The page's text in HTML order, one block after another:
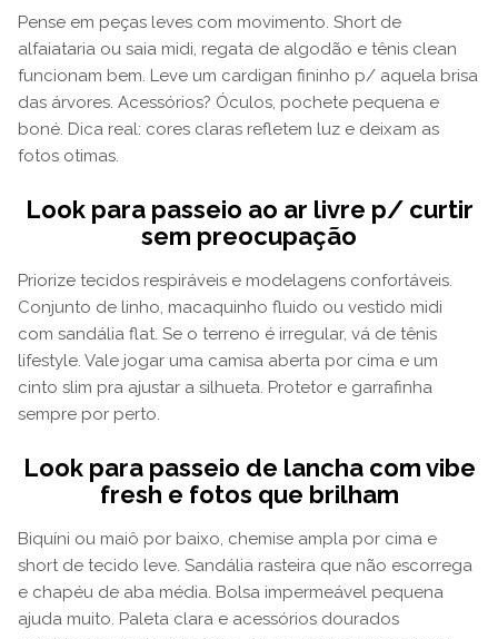
Pense em peças leves com movimento. Short de
alfaiataria ou saia midi, regata de algodão e tênis clean
funcionam bem. Leve um cardigan fininho p/ aquela brisa
das árvores. Acessórios? Óculos, pochete pequena e
boné. Dica real: cores claras refletem luz e deixam as
fotos otimas.
Look para passeio ao ar livre p/ curtir
sem preocupação
Priorize tecidos respiráveis e modelagens confortáveis.
Conjunto de linho, macaquinho fluido ou vestido midi
com sandália flat. Se o terreno é irregular, vá de tênis
lifestyle. Vale jogar uma camisa aberta por cima e um
cinto slim pra ajustar a silhueta. Protetor e garrafinha
sempre por perto.
Look para passeio de lancha com vibe
fresh e fotos que brilham
Biquíni ou maiô por baixo, chemise ampla por cima e
short de tecido leve. Sandália rasteira que não escorrega
e chapéu de aba média. Bolsa impermeável pequena
ajuda muito. Paleta clara e acessórios dourados